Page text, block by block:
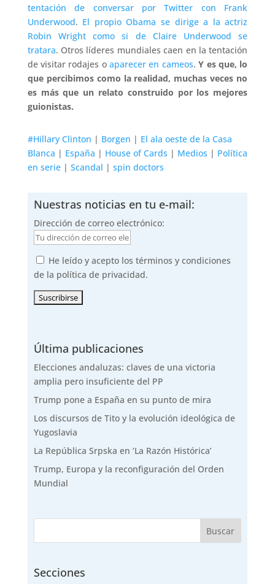
tentación de conversar por Twitter con Frank
Underwood. El propio Obama se dirige a la actriz
Robin Wright como si de Claire Underwood se
tratara. Otros líderes mundiales caen en la tentación
de visitar rodajes oaparecer en cameos.Y es que, lo
que percibimos como la realidad, muchas veces no
es más que un relato construido por los mejores
guionistas.
#Hillary Clinton | Borgen | El ala oeste de la Casa
Blanca | España | House of Cards | Medios | Política
en serie| Scandal | spin doctors
Nuestras noticias en tu e-mail:
Dirección de correo electrónico:
He leído y acepto los términos y condiciones
de la política de privacidad.
Última publicaciones
Elecciones andaluzas: claves de una victoria
amplia pero insuficiente del PP
Trump pone a España en su punto de mira
Los discursos de Tito y la evolución ideológica de
Yugoslavia
La República Srpska en ‘La Razón Histórica’
Trump, Europa y la reconfiguración del Orden
Mundial
Secciones